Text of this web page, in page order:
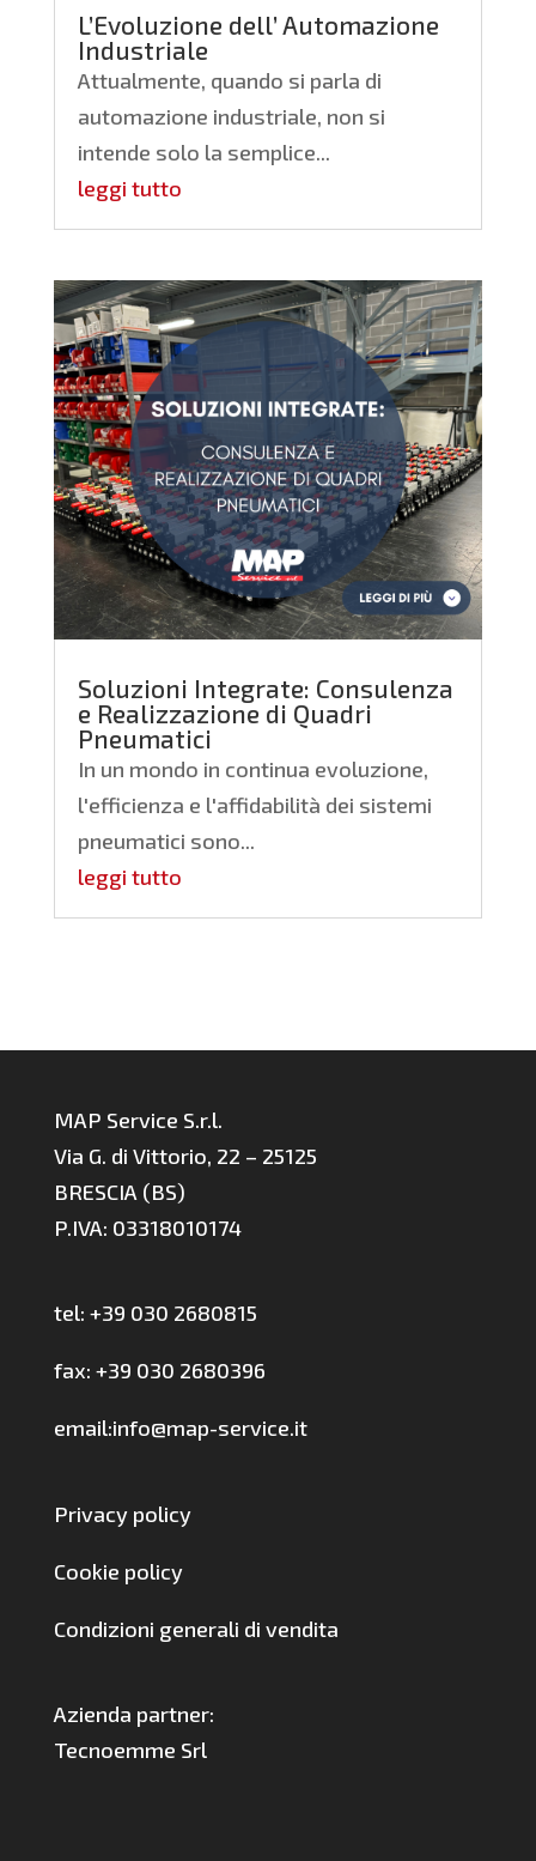
L’Evoluzione dell’ Automazione
Industriale
Attualmente, quando si parla di
automazione industriale, non si
intende solo la semplice...
leggi tutto
Soluzioni Integrate: Consulenza
e Realizzazione di Quadri
Pneumatici
In un mondo in continua evoluzione,
l'efficienza e l'affidabilità dei sistemi
pneumatici sono...
leggi tutto
MAP Service S.r.l.
Via G. di Vittorio, 22 – 25125
BRESCIA (BS)
P.IVA: 03318010174
tel: +39 030 2680815
fax: +39 030 2680396
email:info@map-service.it
Privacy policy
Cookie policy
Condizioni generali di vendita
Azienda partner:
Tecnoemme Srl